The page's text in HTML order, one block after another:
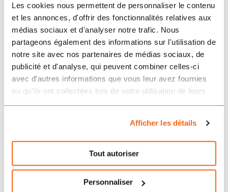
Les cookies nous permettent de personnaliser le contenu
et les annonces, d'offrir des fonctionnalités relatives aux
médias sociaux et d'analyser notre trafic. Nous
partageons également des informations sur l'utilisation de
notre site avec nos partenaires de médias sociaux, de
publicité et d'analyse, qui peuvent combiner celles-ci
avec d'autres informations que vous leur avez fournies
ou qu'ils ont collectées lors de votre utilisation de leurs
Afficher les détails
Tout autoriser
Personnaliser
Neuchâtel
Soleure
Yverdon-les-Bains
Aarau
Nos offres d’emploi en Suisse
par secteur
Administration et secrétariat